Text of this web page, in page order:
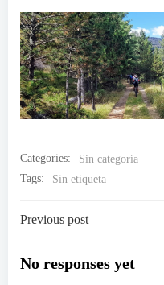
Categories:
Sin categoría
Tags:
Sin etiqueta
Navegación
por
Previous post
No responses yet